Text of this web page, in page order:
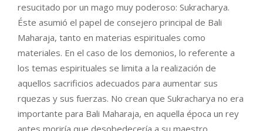
resucitado por un mago muy poderoso: Sukracharya.
Éste asumió el papel de consejero principal de Bali
Maharaja, tanto en materias espirituales como
materiales. En el caso de los demonios, lo referente a
los temas espirituales se limita a la realización de
aquellos sacrificios adecuados para aumentar sus
rquezas y sus fuerzas. No crean que Sukracharya no era
importante para Bali Maharaja, en aquella época un rey
antes moriría que desobedecería a su maestro